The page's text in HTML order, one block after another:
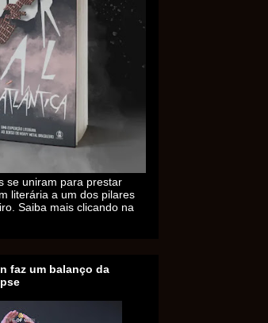
se uniram para prestar
literária a um dos pilares
Saiba mais clicando na
faz um balanço da